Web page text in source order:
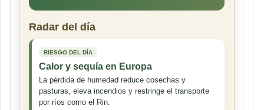
Radar del día
RIESGO DEL DÍA
Calor y sequía en Europa
La pérdida de humedad reduce cosechas y
pasturas, eleva incendios y restringe el transporte
por ríos como el Rin.